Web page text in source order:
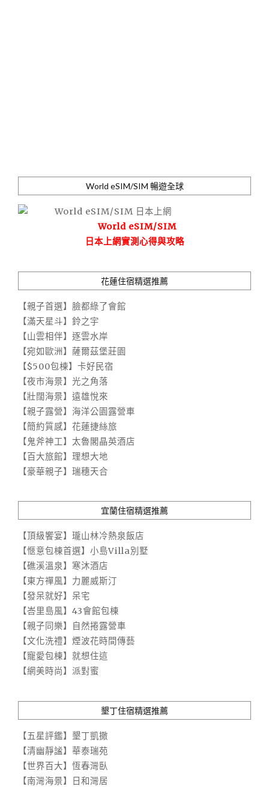
World eSIM/SIM 暢遊全球
World eSIM/SIM
日本上網實測心得與攻略
花蓮住宿精選推薦
【親子首選】臉都綠了會館
【滿天星斗】鈴之宇
【山雲相伴】逐雲水岸
【宛如歐洲】薩爾茲堡莊園
【$500包棟】卡好民宿
【夜市海景】光之角落
【壯闊海景】遠雄悅來
【親子露營】海洋公園露營車
【簡約質感】花蓮捷絲旅
【鬼斧神工】太魯閣晶英酒店
【百大旅館】理想大地
【豪華親子】瑞穗天合
宜蘭住宿精選推薦
【頂級饗宴】瓏山林冷熱泉飯店
【愜意包棟首選】小島Villa別墅
【礁溪溫泉】寒沐酒店
【東方禪風】力麗威斯汀
【發呆就好】呆宅
【峇里島風】43會館包棟
【親子同樂】自然捲露營車
【文化洗禮】煙波花時間傳藝
【寵愛包棟】就想住這
【網美時尚】派對蜜
墾丁住宿精選推薦
【五星評鑑】墾丁凱撒
【清幽靜謐】華泰瑞苑
【世界百大】恆春灣臥
【南灣海景】日和灣居